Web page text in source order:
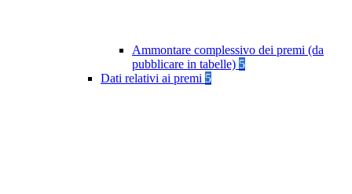
Ammontare complessivo dei premi (da
pubblicare in tabelle) 5
Dati relativi ai premi 5